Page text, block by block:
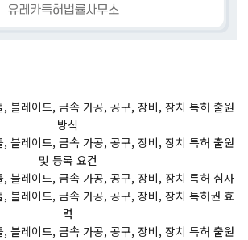
블레이드, 금속 가공, 공구, 장비, 장치 특허 출원
방식
블레이드, 금속 가공, 공구, 장비, 장치 특허 출원
및 등록 요건
블레이드, 금속 가공, 공구, 장비, 장치 특허 심사
블레이드, 금속 가공, 공구, 장비, 장치 특허권 효
력
블레이드, 금속 가공, 공구, 장비, 장치 특허 출원